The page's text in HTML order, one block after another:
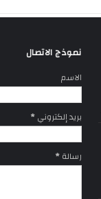
نموذج الاتصال
الاسم
بريد إلكتروني*
رسالة*